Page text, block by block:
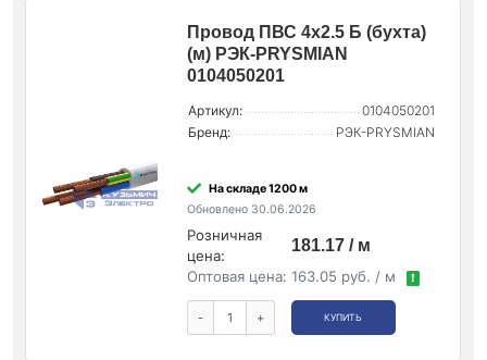
Провод ПВС 4х2.5 Б (бухта)
(м) РЭК-PRYSMIAN
0104050201
Артикул:
0104050201
Бренд:
РЭК-PRYSMIAN
На складе 1200 м
Обновлено 30.06.2026
Розничная
цена:
181.17 / м
Оптовая цена: 163.05 руб. / м !
- + КУПИТЬ